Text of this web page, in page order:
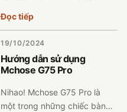
đồng chơi bàn phím cơ, người
ngữ như cr...
Đọc tiếp
19/10/2024
Hướng dẫn sử dụng
Mchose G75 Pro
Nihao! Mchose G75 Pro là
một trong những chiếc bàn